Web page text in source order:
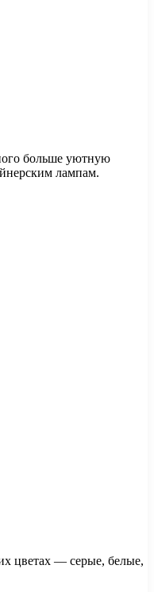
больше уютную
лампам.
цветах — серые, белые,